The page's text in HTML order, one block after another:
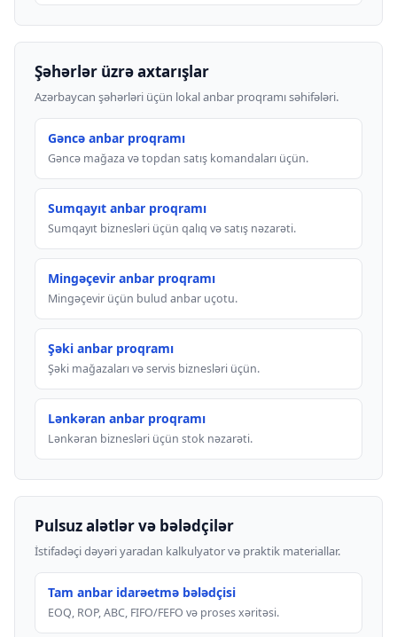
Şəhərlər üzrə axtarışlar
Azərbaycan şəhərləri üçün lokal anbar proqramı səhifələri.
Gəncə anbar proqramı
Gəncə mağaza və topdan satış komandaları üçün.
Sumqayıt anbar proqramı
Sumqayıt biznesləri üçün qalıq və satış nəzarəti.
Mingəçevir anbar proqramı
Mingəçevir üçün bulud anbar uçotu.
Şəki anbar proqramı
Şəki mağazaları və servis biznesləri üçün.
Lənkəran anbar proqramı
Lənkəran biznesləri üçün stok nəzarəti.
Pulsuz alətlər və bələdçilər
İstifadəçi dəyəri yaradan kalkulyator və praktik materiallar.
Tam anbar idarəetmə bələdçisi
EOQ, ROP, ABC, FIFO/FEFO və proses xəritəsi.